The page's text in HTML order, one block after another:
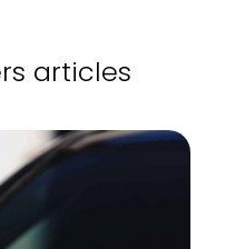
articles